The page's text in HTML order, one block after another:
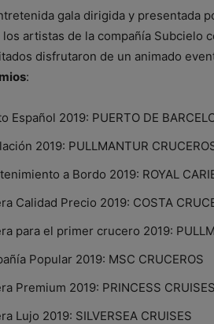
gala dirigida y presentada
los artistas de la compañía Subcielo
disfrutaron de un animado
:
Español 2019: PUERTO DE
2019: PULLMANTUR
a Bordo 2019: ROYAL
Calidad Precio 2019: COSTA
para el primer crucero 2019:
Popular 2019: MSC CRUCEROS
Premium 2019: PRINCESS CRUISES
Lujo 2019: SILVERSEA CRUISES